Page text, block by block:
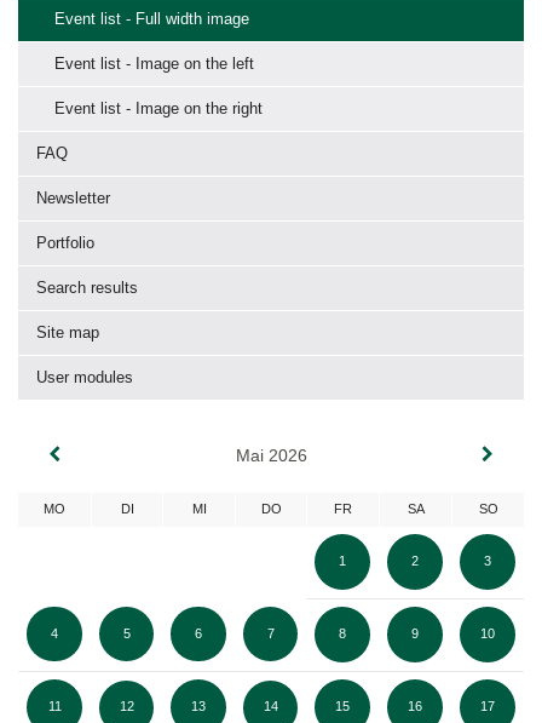
Event list - Full width image
Event list - Image on the left
Event list - Image on the right
FAQ
Newsletter
Portfolio
Search results
Site map
User modules
Mai 2026
MO DI MI DO FR SA SO
1 2 3
4 5 6 7 8 9 10
11 12 13 14 15 16 17